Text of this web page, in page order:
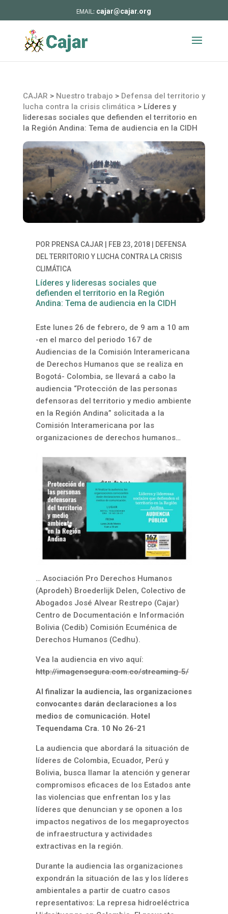
cajar@cajar.org
CAJAR > Nuestro trabajo > Defensa del territorio y
lucha contra la crisis climática > Líderes y
lideresas sociales que defienden el territorio en
la Región Andina: Tema de audiencia en la CIDH
POR PRENSA CAJAR FEB 23, 2018|
DEFENSA
DEL TERRITORIO Y LUCHA CONTRA LA CRISIS
CLIMÁTICA
Líderes y lideresas sociales que
defienden el territorio en la Región
Andina: Tema de audiencia en la CIDH
Este lunes 26 de febrero, de 9 am a 10 am
-en el marco del periodo 167 de
Audiencias de la Comisión Interamericana
de Derechos Humanos que se realiza en
Bogotá- Colombia, se llevará a cabo la
audiencia “Protección de las personas
defensoras del territorio y medio ambiente
en la Región Andina” solicitada a la
Comisión Interamericana por las
organizaciones de derechos humanos…
… Asociación Pro Derechos Humanos
(Aprodeh) Broederlijk Delen, Colectivo de
Abogados José Alvear Restrepo (Cajar)
Centro de Documentación e Información
Bolivia (Cedib) Comisión Ecuménica de
Derechos Humanos (Cedhu).
Vea la audiencia en vivo aquí:
http://imagensegura.com.co/streaming-5/
Al finalizar la audiencia, las organizaciones
convocantes darán declaraciones a los
medios de comunicación. Hotel
Tequendama Cra. 10 No 26-21
La audiencia que abordará la situación de
líderes de Colombia, Ecuador, Perú y
Bolivia, busca llamar la atención y generar
compromisos eficaces de los Estados ante
las violencias que enfrentan los y las
líderes que denuncian y se oponen a los
impactos negativos de los megaproyectos
de infraestructura y actividades
extractivas en la región.
Durante la audiencia las organizaciones
expondrán la situación de las y los líderes
ambientales a partir de cuatro casos
representativos: La represa hidroeléctrica